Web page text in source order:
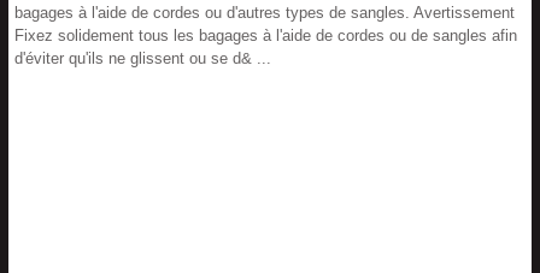
bagages à l'aide de cordes ou d'autres types de sangles. Avertissement
Fixez solidement tous les bagages à l'aide de cordes ou de sangles afin
d'éviter qu'ils ne glissent ou se d& ...